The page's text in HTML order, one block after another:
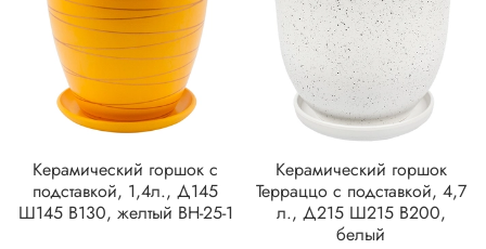
Керамический горшок с
подставкой, 1,4л., Д145
Ш145 В130, желтый BH-25-1
Керамический горшок
Терраццо с подставкой, 4,7
л., Д215 Ш215 В200,
белый